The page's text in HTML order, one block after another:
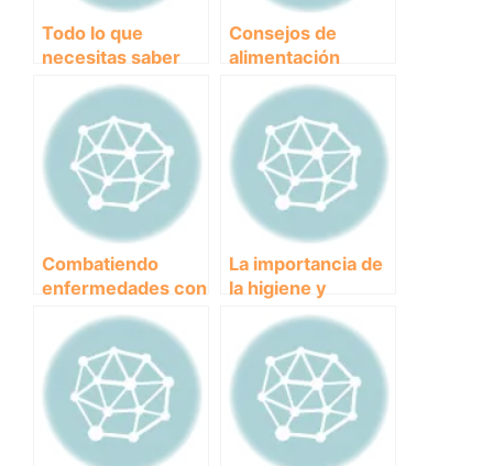
Todo lo que
necesitas saber
sobre la
vacunación y
desparasitación de
tu mascota
Consejos de
alimentación
saludable para
prevenir
enfermedades en
tu mascota
Combatiendo
enfermedades con
estimulación
mental y ejercicio
físico: ¡Prevenir es
la clave!
La importancia de
la higiene y
cuidado dental
para la salud de
tus mascotas